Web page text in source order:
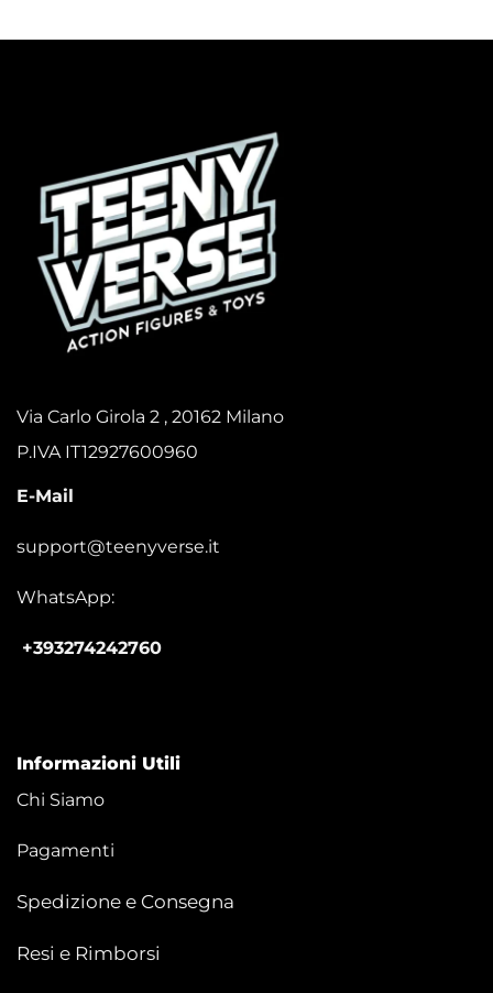
Via Carlo Girola 2 , 20162 Milano
P.IVA IT12927600960
E-Mail
support@teenyverse.it
WhatsApp:
+393274242760
Informazioni Utili
Chi Siamo
Pagamenti
Spedizione e Consegna
Resi e Rimborsi